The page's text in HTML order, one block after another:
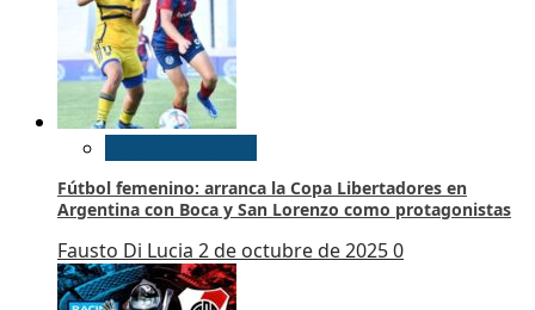
Fútbol femenino: arranca la Copa Libertadores en
Argentina con Boca y San Lorenzo como protagonistas
Fausto Di Lucia 2 de octubre de 20250